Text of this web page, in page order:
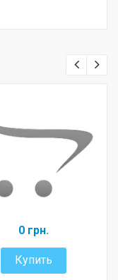
0 грн.
Купить